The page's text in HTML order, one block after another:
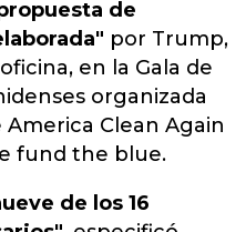
de
por Trump,
en la Gala de
organizada
Clean Again
fund the blue.
de los 16